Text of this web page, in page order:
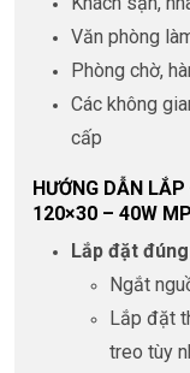
Văn phòng
Phòng chờ,
Các không
cấp
HƯỚNG DẪN
120×30 – 40W
Lắp đặt
Ngắt
Lắp đặt
treo tùy